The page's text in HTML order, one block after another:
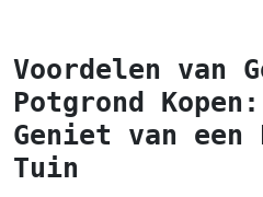
Voordelen van
Potgrond
Geniet van een
Tuin